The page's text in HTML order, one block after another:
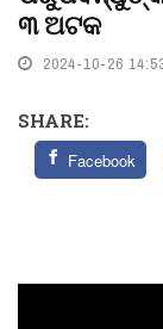
୩ ଅଟକ
2024-10-26
SHARE:
Facebook